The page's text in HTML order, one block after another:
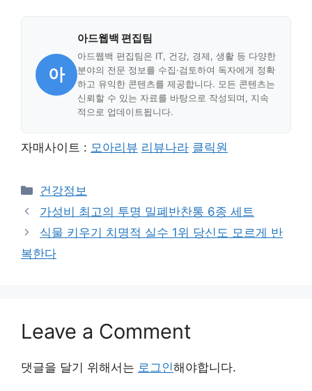
아
아드웹백 편집팀
아드웹백 편집팀은 IT, 건강, 경제, 생활 등 다양한
분야의 전문 정보를 수집·검토하여 독자에게 정확
하고 유익한 콘텐츠를 제공합니다. 모든 콘텐츠는
신뢰할 수 있는 자료를 바탕으로 작성되며, 지속
적으로 업데이트됩니다.
자매사이트 : 모아리뷰 리뷰나라 클릭원
Categories
건강정보
가성비 최고의 투명 밀폐반찬통 6종 세트
식물 키우기 치명적 실수 1위 당신도 모르게 반
복한다
Leave a Comment
댓글을 달기 위해서는 로그인해야합니다.